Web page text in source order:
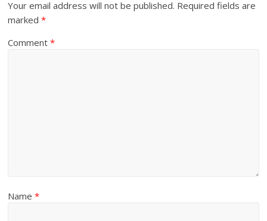
Your email address will not be published. Required fields are
marked*
Comment*
Name*